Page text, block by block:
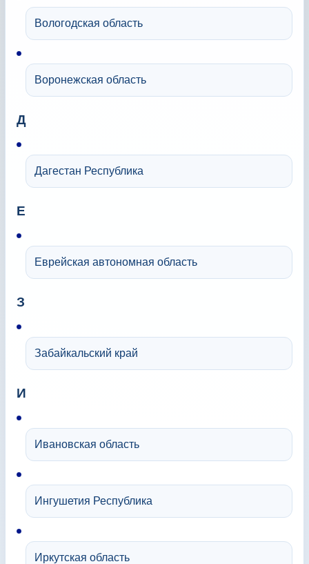
Вологодская область
Воронежская область
Д
Дагестан Республика
Е
Еврейская автономная область
З
Забайкальский край
И
Ивановская область
Ингушетия Республика
Иркутская область